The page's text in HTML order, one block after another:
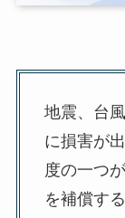
地震、台
に損害が
度の一つ
を補償す